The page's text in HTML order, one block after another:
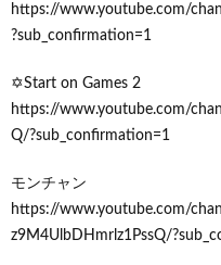
https://www.youtube.com/
?sub_confirmation=1
✡Start on Games 2
https://www.youtube.com/
Q/?sub_confirmation=1
モンチャン
https://www.youtube.com/
z9M4UlbDHmrlz1PssQ/